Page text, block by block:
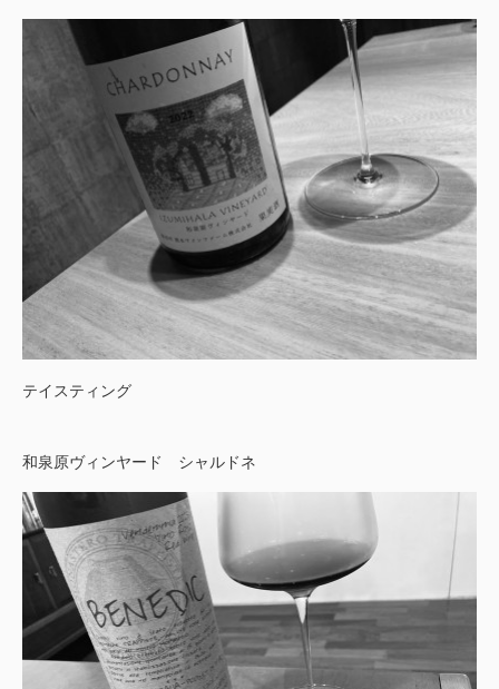
テイスティング
和泉原ヴィンヤード シャルドネ